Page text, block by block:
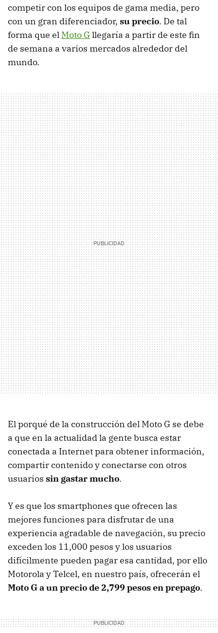
competir con los equipos de gama media, pero
con un gran diferenciador, su precio. De tal
forma que el Moto Gllegaría a partir de este fin
de semana a varios mercados alrededor del
mundo.
El porqué de la construcción del Moto G se debe
a que en la actualidad la gente busca estar
conectada a Internet para obtener información,
compartir contenido y conectarse con otros
usuarios sin gastar mucho.
Y es que los smartphones que ofrecen las
mejores funciones para disfrutar de una
experiencia agradable de navegación, su precio
exceden los 11,000 pesos y los usuarios
difícilmente pueden pagar esa cantidad, por ello
Motorola y Telcel, en nuestro país, ofrecerán el
Moto G a un precio de 2,799 pesos en prepago.